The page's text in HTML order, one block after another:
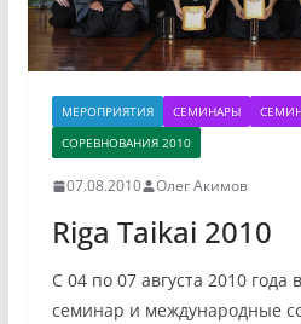
МЕРОПРИЯТИЯ СЕМИНАРЫ
СОРЕВНОВАНИЯ 2010
07.08.2010 Олег Акимов
Riga Taikai 2010
С 04 по 07 августа 2010 года
семинар и международные